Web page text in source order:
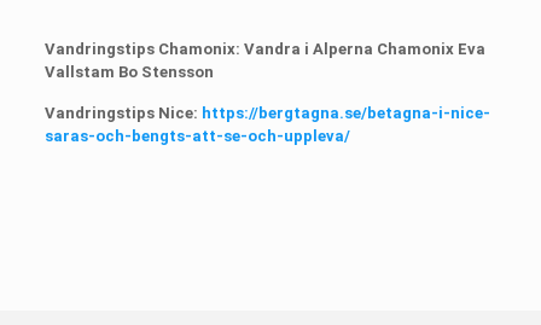
Vandringstips Chamonix: Vandra i Alperna Chamonix Eva
Vallstam Bo Stensson
Vandringstips Nice: https://bergtagna.se/betagna-i-nice-
saras-och-bengts-att-se-och-uppleva/